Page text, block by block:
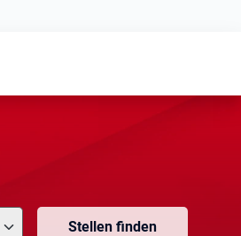
Stellen finden